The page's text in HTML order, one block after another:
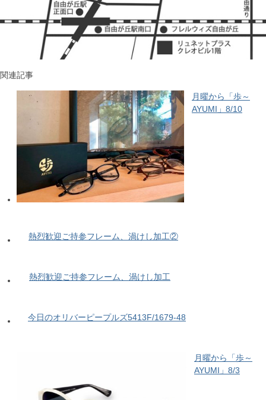
関連記事
月曜から「歩～
AYUMI」8/10
熱烈歓迎ご持参フレーム、渦けし加工②
熱烈歓迎ご持参フレーム、渦けし加工
今日のオリバーピープルズ5413F/1679-48
月曜から「歩～
AYUMI」8/3